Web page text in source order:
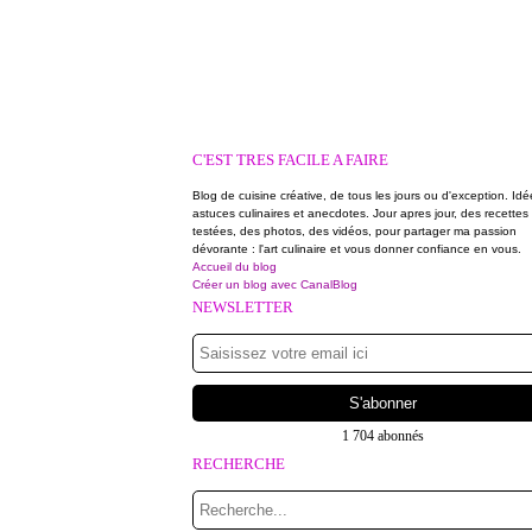
C'EST TRES FACILE A FAIRE
Blog de cuisine créative, de tous les jours ou d'exception.
astuces culinaires et anecdotes. Jour apres jour, des recettes
testées, des photos, des vidéos, pour partager ma passion
dévorante : l'art culinaire et vous donner confiance en vous.
Accueil du blog
Créer un blog avec CanalBlog
NEWSLETTER
1 704 abonnés
RECHERCHE